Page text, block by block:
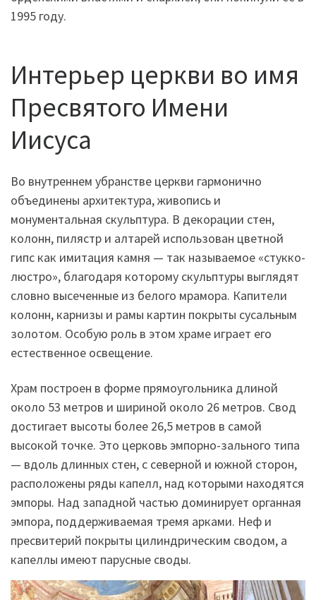
1995 году.
Интерьер церкви во имя
Пресвятого Имени
Иисуса
Во внутреннем убранстве церкви гармонично
объединены архитектура, живопись и
монументальная скульптура. В декорации стен,
колонн, пилястр и алтарей использован цветной
гипс как имитация камня — так называемое «стукко-
люстро», благодаря которому скульптуры выглядят
словно высеченные из белого мрамора. Капители
колонн, карнизы и рамы картин покрыты сусальным
золотом. Особую роль в этом храме играет его
естественное освещение.
Храм построен в форме прямоугольника длиной
около 53 метров и шириной около 26 метров. Свод
достигает высоты более 26,5 метров в самой
высокой точке. Это церковь эмпорно-зального типа
— вдоль длинных стен, с северной и южной сторон,
расположены ряды капелл, над которыми находятся
эмпоры. Над западной частью доминирует органная
эмпора, поддерживаемая тремя арками. Неф и
пресвитерий покрыты цилиндрическим сводом, а
капеллы имеют парусные своды.